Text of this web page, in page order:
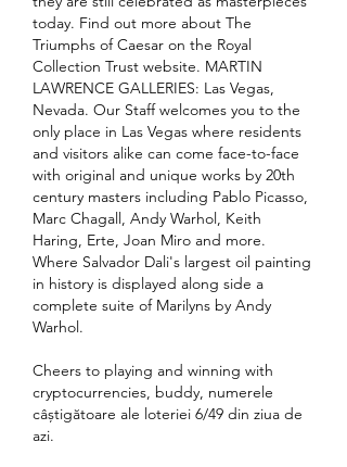
today. Find out more about The
Triumphs of Caesar on the Royal
Collection Trust website. MARTIN
LAWRENCE GALLERIES: Las Vegas,
Nevada. Our Staff welcomes you to the
only place in Las Vegas where residents
and visitors alike can come face-to-face
with original and unique works by 20th
century masters including Pablo Picasso,
Marc Chagall, Andy Warhol, Keith
Haring, Erte, Joan Miro and more.
Where Salvador Dali's largest oil painting
in history is displayed along side a
complete suite of Marilyns by Andy
Warhol.
Cheers to playing and winning with
cryptocurrencies, buddy, numerele
câștigătoare ale loteriei 6/49 din ziua de
azi.